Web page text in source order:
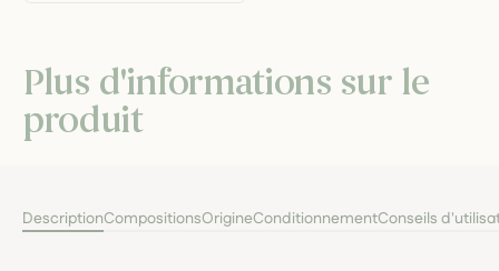
Plus d'informations sur le
produit
DescriptionCompositionsOrigineConditionnementConseils